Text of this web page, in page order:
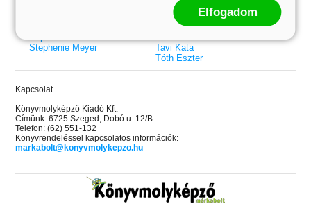
Rupi Kaur
Stephenie Meyer
Rácz-Stefán Tibor
Róbert Katalin
Spirit Bliss
Szélesi Sándor
Tavi Kata
Tóth Eszter
Kapcsolat
Könyvmolyképző Kiadó Kft.
Címünk: 6725 Szeged, Dobó u. 12/B
Telefon: (62) 551-132
Könyvrendeléssel kapcsolatos információk:
markabolt@konyvmolykepzo.hu
Elfogadom